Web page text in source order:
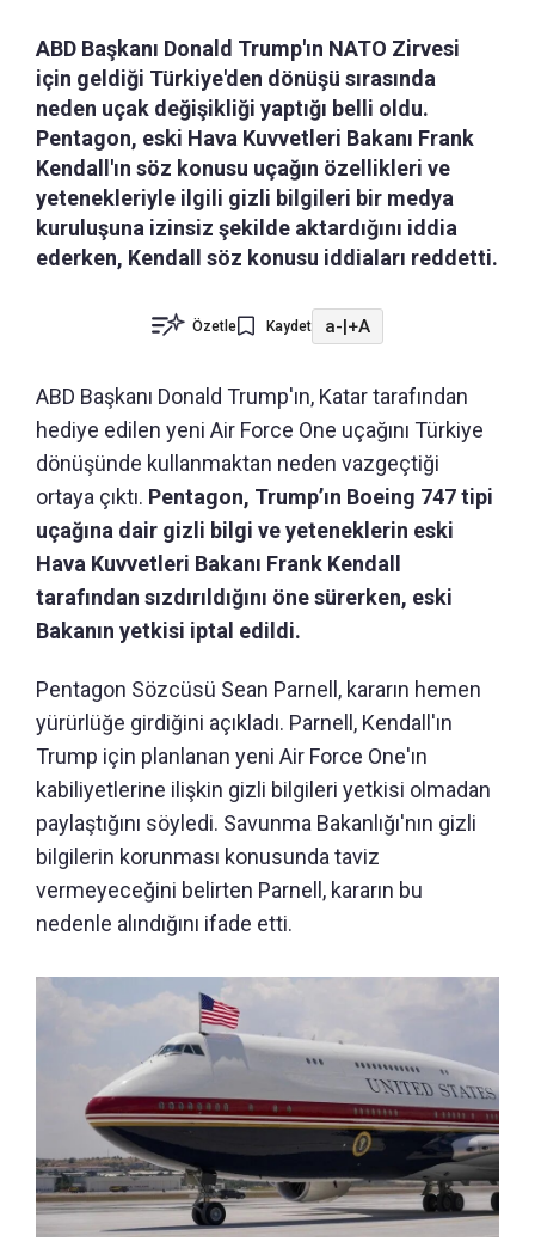
ABD Başkanı Donald Trump'ın NATO Zirvesi
için geldiği Türkiye'den dönüşü sırasında
neden uçak değişikliği yaptığı belli oldu.
Pentagon, eski Hava Kuvvetleri Bakanı Frank
Kendall'ın söz konusu uçağın özellikleri ve
yetenekleriyle ilgili gizli bilgileri bir medya
kuruluşuna izinsiz şekilde aktardığını iddia
ederken, Kendall söz konusu iddiaları reddetti.
Özetle Kaydet a-|+A
ABD Başkanı Donald Trump'ın, Katar tarafından
hediye edilen yeni Air Force One uçağını Türkiye
dönüşünde kullanmaktan neden vazgeçtiği
ortaya çıktı. Pentagon, Trump’ın Boeing 747 tipi
uçağına dair gizli bilgi ve yeteneklerin eski
Hava Kuvvetleri Bakanı Frank Kendall
tarafından sızdırıldığını öne sürerken, eski
Bakanın yetkisi iptal edildi.
Pentagon Sözcüsü Sean Parnell, kararın hemen
yürürlüğe girdiğini açıkladı. Parnell, Kendall'ın
Trump için planlanan yeni Air Force One'ın
kabiliyetlerine ilişkin gizli bilgileri yetkisi olmadan
paylaştığını söyledi. Savunma Bakanlığı'nın gizli
bilgilerin korunması konusunda taviz
vermeyeceğini belirten Parnell, kararın bu
nedenle alındığını ifade etti.